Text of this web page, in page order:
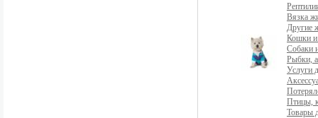
Вязка
Другие
Кошки и
Собаки
Рыбки,
Услуги
Птицы,
Товары